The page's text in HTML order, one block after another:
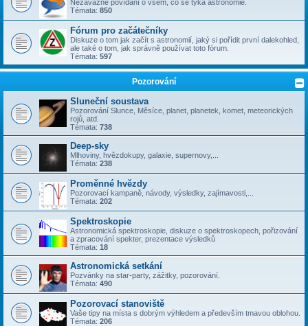
Nezávazné povídání o všem, co se týka astronomie.
Témata: 850
Fórum pro začátečníky
Diskuze o tom jak začít s astronomií, jaký si pořídit první dalekohled,
ale také o tom, jak správně používat toto fórum.
Témata: 597
Pozorování
Sluneční soustava
Pozorování Slunce, Měsíce, planet, planetek, komet, meteorických
rojů, atd.
Témata: 738
Deep-sky
Mlhoviny, hvězdokupy, galaxie, supernovy,...
Témata: 238
Proměnné hvězdy
Pozorovací kampaně, návody, výsledky, zajímavosti,...
Témata: 202
Spektroskopie
Astronomická spektroskopie, diskuze o spektroskopech, pořizování
a zpracování spekter, prezentace výsledků
Témata: 18
Astronomická setkání
Pozvánky na star-party, zážitky, pozorování.
Témata: 490
Pozorovací stanoviště
Vaše tipy na místa s dobrým výhledem a především tmavou oblohou.
Témata: 206